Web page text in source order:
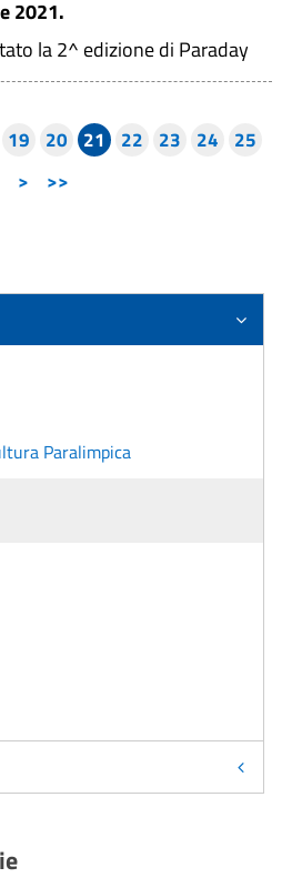
2021.
la 2^ edizione di Paraday
19 20 21 22 23 24
25
>
>>
Paralimpica